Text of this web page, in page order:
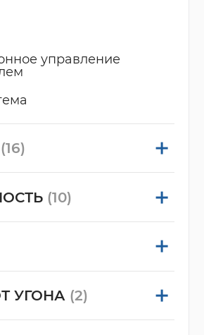
управление
(16)
(10)
УГОНА (2)